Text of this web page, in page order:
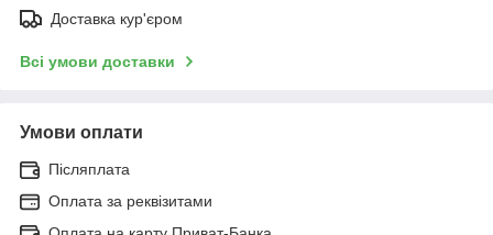
Доставка кур'єром
Всі умови доставки
Умови оплати
Післяплата
Оплата за реквізитами